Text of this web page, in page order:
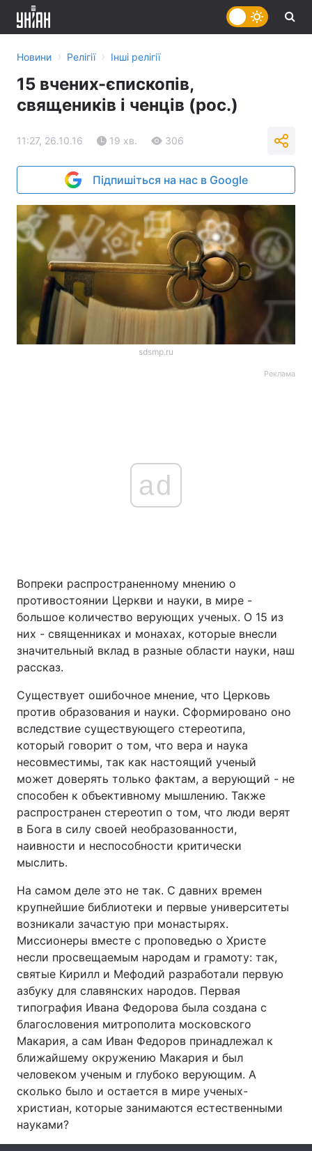
Україна Політика
Економіка Світ
Спорт Наука
Зброя Інциденти
Здоров'я
Цікавинки Погода
Екологія Регіони
Лонгріди
Відео з Youtube Статті
Інтерв'ю Думки
Архів Вакансії
Контакти
Послуги
Новини › Релігії › Інші релігії
15 вчених-єпископів,
священиків і ченців (рос.)
11:27, 26.10.16 19 хв. 306
Підпишіться на нас в Google
sdsmp.ru
Реклама
ad
Вопреки распространенному мнению о
противостоянии Церкви и науки, в мире -
большое количество верующих ученых. О 15 из
них - священниках и монахах, которые внесли
значительный вклад в разные области науки, наш
рассказ.
Существует ошибочное мнение, что Церковь
против образования и науки. Сформировано оно
вследствие существующего стереотипа,
который говорит о том, что вера и наука
несовместимы, так как настоящий ученый
может доверять только фактам, а верующий - не
способен к объективному мышлению. Также
распространен стереотип о том, что люди верят
в Бога в силу своей необразованности,
наивности и неспособности критически
мыслить.
На самом деле это не так. С давних времен
крупнейшие библиотеки и первые университеты
возникали зачастую при монастырях.
Миссионеры вместе с проповедью о Христе
несли просвещаемым народам и грамоту: так,
святые Кирилл и Мефодий разработали первую
азбуку для славянских народов. Первая
типография Ивана Федорова была создана с
благословения митрополита московского
Макария, а сам Иван Федоров принадлежал к
ближайшему окружению Макария и был
человеком ученым и глубоко верующим. А
сколько было и остается в мире ученых-
христиан, которые занимаются естественными
науками?